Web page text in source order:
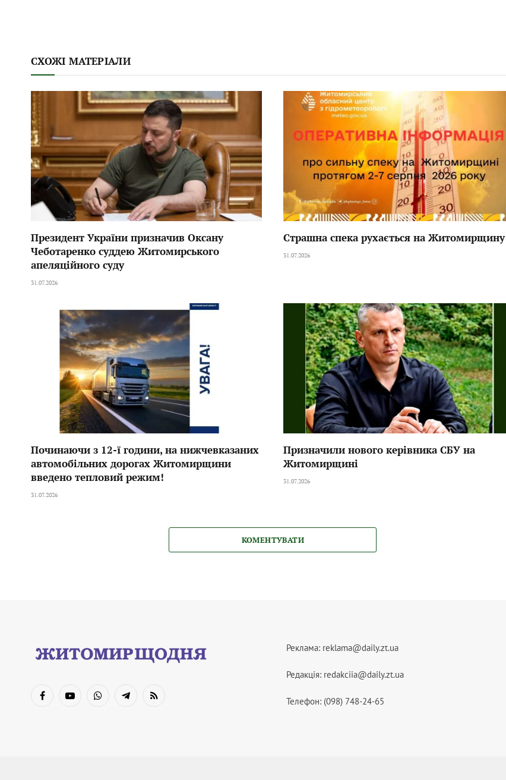
СХОЖІ МАТЕРІАЛИ
Президент України призначив Оксану
Чеботаренко суддею Житомирського
апеляційного суду
31.07.2026
Страшна спека рухається на Житомирщину
31.07.2026
Починаючи з 12-ї години, на нижчевказаних
автомобільних дорогах Житомирщини
введено тепловий режим!
31.07.2026
Призначили нового керівника СБУ на
Житомирщині
31.07.2026
КОМЕНТУВАТИ
FacebookYouTubeWhatsAppTelegramRSS
Реклама: reklama@daily.zt.ua
Редакція: redakciia@daily.zt.ua
Телефон: (098) 748-24-65